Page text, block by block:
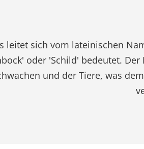
leitet sich vom lateinischen
oder 'Schild' bedeutet.
und der Tiere, was